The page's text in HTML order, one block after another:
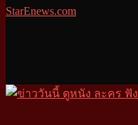
StarEnews.com